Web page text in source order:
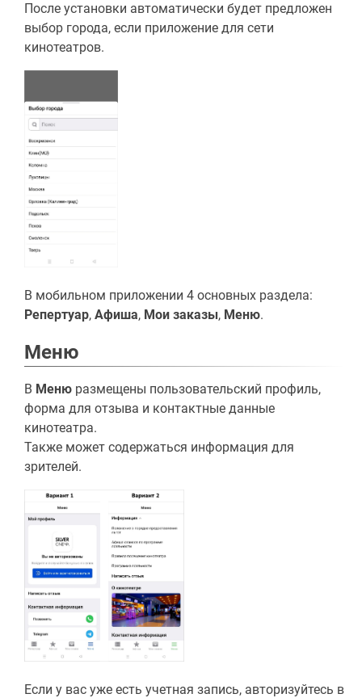
После установки автоматически будет предложен
выбор города, если приложение для сети
кинотеатров.
В мобильном приложении 4 основных раздела:
Репертуар, Афиша, Мои заказы, Меню.
Меню
В Меню размещены пользовательский профиль,
форма для отзыва и контактные данные
кинотеатра.
Также может содержаться информация для
зрителей.
Если у вас уже есть учетная запись, авторизуйтесь в